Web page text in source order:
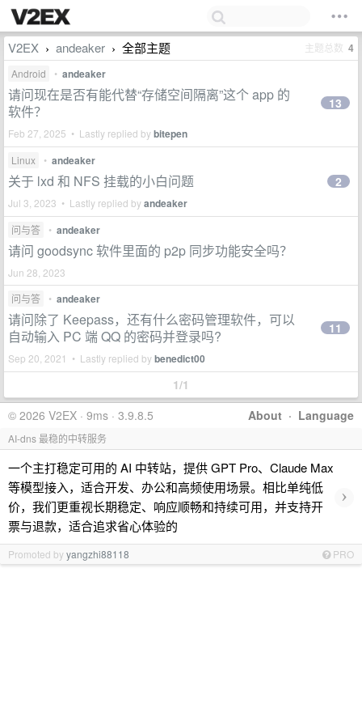
V2EX › andeaker › 全部主题 主题总数 4
Android • andeaker
请问现在是否有能代替“存储空间隔离”这个 app 的
软件？
Feb 27, 2025 • Lastly replied bybitepen
13
Linux • andeaker
关于 lxd 和 NFS 挂载的小白问题
Jul 3, 2023 • Lastly replied byandeaker
2
问与答 • andeaker
请问 goodsync 软件里面的 p2p 同步功能安全吗？
Jun 28, 2023
问与答
• andeaker
请问除了 Keepass，还有什么密码管理软件，可以
自动输入 PC 端 QQ 的密码并登录吗?
Sep 20, 2021 • Lastly replied bybenedict00
11
1/1
About · Language
© 2026 V2EX · 9ms · 3.9.8.5
AI-dns 最稳的中转服务
一个主打稳定可用的 AI 中转站，提供 GPT Pro、Claude Max
等模型接入，适合开发、办公和高频使用场景。相比单纯低
价，我们更重视长期稳定、响应顺畅和持续可用，并支持开
票与退款，适合追求省心体验的
›
Promoted byyangzhi88118 PRO